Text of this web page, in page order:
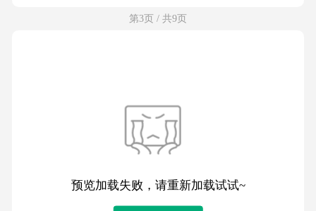
第3页 / 共9页
预览加载失败，请重新加载试试~